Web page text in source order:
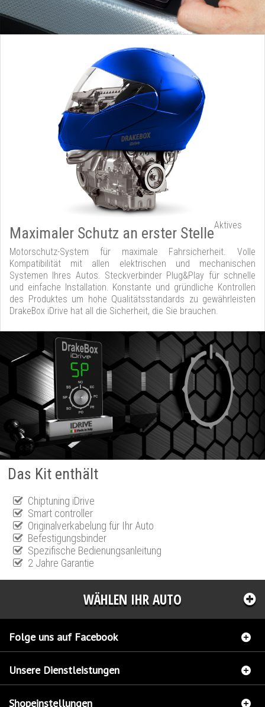
Maximaler Schutz an erster StelleAktives
Motorschutz-System für maximale Fahrsicherheit. Volle
Kompatibilität mit allen elektrischen und mechanischen
Systemen Ihres Autos. Steckverbinder Plug&Play für schnelle
und einfache Installation. Konstante und gründliche Kontrollen
des Produktes um hohe Qualitätsstandards zu gewährleisten
DrakeBox iDrive hat all die Sicherheit, die Sie brauchen.
Das Kit enthält
Chiptuning iDrive
Smart controller
Originalverkabelung für Ihr Auto
Befestigungsbinder
Spezifische Bedienungsanleitung
2 Jahre Garantie
WÄHLEN IHR AUTO
Folge uns auf Facebook
Unsere Dienstleistungen
Shopeinstellungen